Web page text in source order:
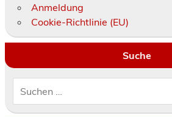
Anmeldung
Cookie-Richtlinie (EU)
Suche